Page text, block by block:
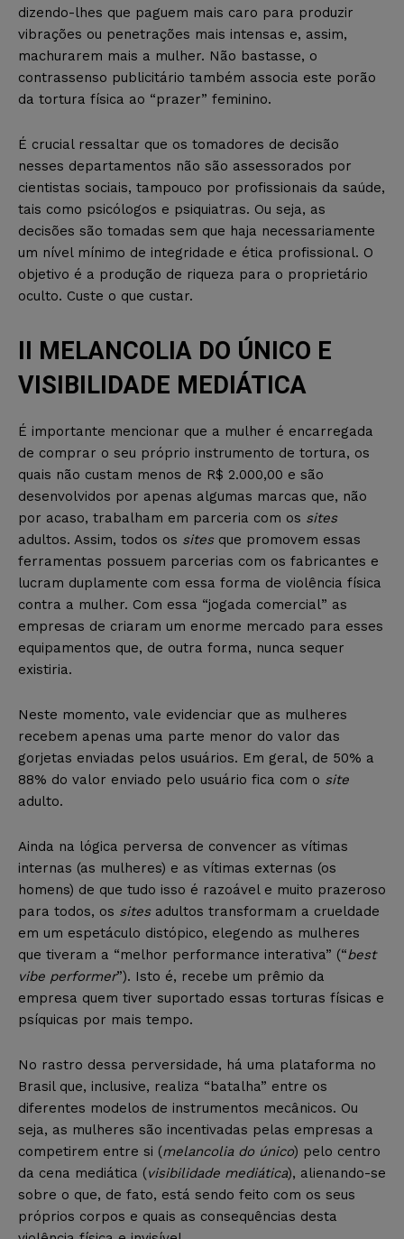
dizendo-lhes que paguem mais caro para produzir
vibrações ou penetrações mais intensas e, assim,
machurarem mais a mulher. Não bastasse, o
contrassenso publicitário também associa este porão
da tortura física ao “prazer” feminino.
É crucial ressaltar que os tomadores de decisão
nesses departamentos não são assessorados por
cientistas sociais, tampouco por profissionais da saúde,
tais como psicólogos e psiquiatras. Ou seja, as
decisões são tomadas sem que haja necessariamente
um nível mínimo de integridade e ética profissional. O
objetivo é a produção de riqueza para o proprietário
oculto. Custe o que custar.
II MELANCOLIA DO ÚNICO E
VISIBILIDADE MEDIÁTICA
É importante mencionar que a mulher é encarregada
de comprar o seu próprio instrumento de tortura, os
quais não custam menos de R$ 2.000,00 e são
desenvolvidos por apenas algumas marcas que, não
por acaso, trabalham em parceria com os sites
adultos. Assim, todos os sitesque promovem essas
ferramentas possuem parcerias com os fabricantes e
lucram duplamente com essa forma de violência física
contra a mulher. Com essa “jogada comercial” as
empresas de criaram um enorme mercado para esses
equipamentos que, de outra forma, nunca sequer
existiria.
Neste momento, vale evidenciar que as mulheres
recebem apenas uma parte menor do valor das
gorjetas enviadas pelos usuários. Em geral, de 50% a
88% do valor enviado pelo usuário fica com o site
adulto.
Ainda na lógica perversa de convencer as vítimas
internas (as mulheres) e as vítimas externas (os
homens) de que tudo isso é razoável e muito prazeroso
para todos, os sites adultos transformam a crueldade
em um espetáculo distópico, elegendo as mulheres
que tiveram a “melhor performance interativa” (“best
vibe performer”). Isto é, recebe um prêmio da
empresa quem tiver suportado essas torturas físicas e
psíquicas por mais tempo.
No rastro dessa perversidade, há uma plataforma no
Brasil que, inclusive, realiza “batalha” entre os
diferentes modelos de instrumentos mecânicos. Ou
seja, as mulheres são incentivadas pelas empresas a
competirem entre si (melancolia do único) pelo centro
da cena mediática (visibilidade mediática), alienando-se
sobre o que, de fato, está sendo feito com os seus
próprios corpos e quais as consequências desta